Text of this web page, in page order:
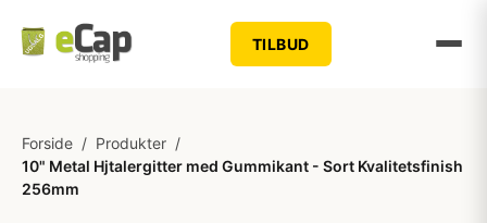
TILBUD
Forside / Produkter /
10" Metal Hjtalergitter med Gummikant - Sort Kvalitetsfinish
256mm